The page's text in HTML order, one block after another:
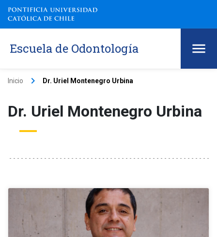
Escuela de Odontología
Inicio keyboard_arrow_right Dr. Uriel Montenegro Urbina
Dr. Uriel Montenegro Urbina